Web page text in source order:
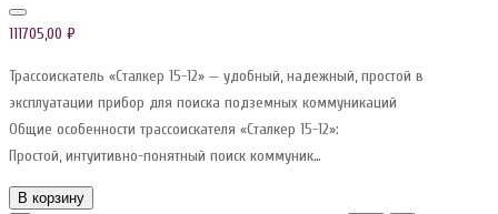
111705,00 ₽
Трассоискатель «Сталкер 15-12» — удобный, надежный, простой в
эксплуатации прибор для поиска подземных коммуникаций
Общие особенности трассоискателя «Сталкер 15-12»:
Простой, интуитивно-понятный поиск коммуник…
В корзину